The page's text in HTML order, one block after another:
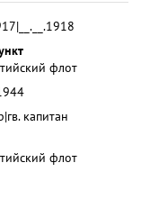
флот
капитан
флот